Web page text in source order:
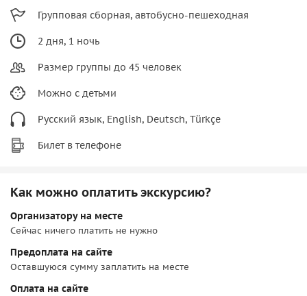
Групповая сборная, автобусно-пешеходная
2 дня, 1 ночь
Размер группы до 45 человек
Можно с детьми
Русский язык, English, Deutsch, Türkçe
Билет в телефоне
Как можно оплатить экскурсию?
Организатору на месте
Сейчас ничего платить не нужно
Предоплата на сайте
Оставшуюся сумму заплатить на месте
Оплата на сайте